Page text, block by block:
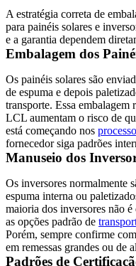
A estratégia correta de
para painéis solares e
e a garantia dependem
Embalagem dos
Os painéis solares são
de espuma e depois
transporte. Essa
LCL aumentam o risco de
está começando nos
fornecedor siga padrões
Manuseio dos
Os inversores normalmente
espuma interna ou
maioria dos inversores não
as opções padrão de
Porém, sempre confirme
em remessas grandes ou de
Padrões de